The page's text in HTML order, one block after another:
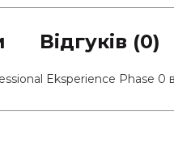
Відгуків (0)
Eksperience Phase 0